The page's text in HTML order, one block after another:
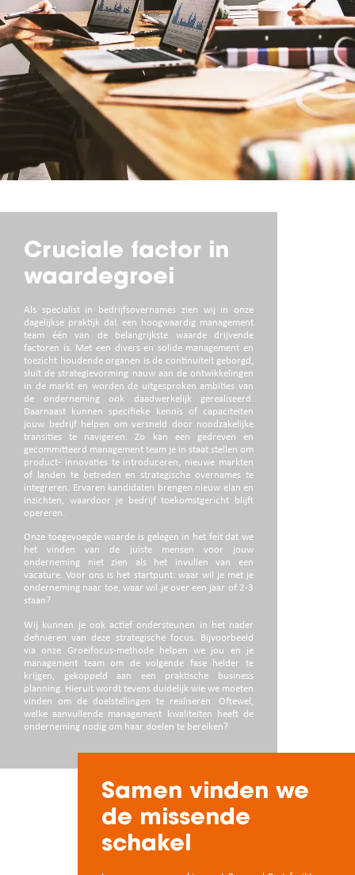
Cruciale factor in
waardegroei
Als specialist in bedrijfsovernames zien wij in onze
dagelijkse praktijk dat een hoogwaardig management
team één van de belangrijkste waarde drijvende
factoren is. Met een divers en solide management en
toezicht houdende organen is de continuïteit geborgd,
sluit de strategievorming nauw aan de ontwikkelingen
in de markt en worden de uitgesproken ambities van
de onderneming ook daadwerkelijk gerealiseerd.
Daarnaast kunnen specifieke kennis of capaciteiten
jouw bedrijf helpen om versneld door noodzakelijke
transities te navigeren. Zo kan een gedreven en
gecommitteerd management team je in staat stellen om
product- innovaties te introduceren, nieuwe markten
of landen te betreden en strategische overnames te
integreren. Ervaren kandidaten brengen nieuw elan en
inzichten, waardoor je bedrijf toekomstgericht blijft
opereren.
Onze toegevoegde waarde is gelegen in het feit dat we
het vinden van de juiste mensen voor jouw
onderneming niet zien als het invullen van een
vacature. Voor ons is het startpunt: waar wil je met je
onderneming naar toe, waar wil je over een jaar of 2-3
staan?
Wij kunnen je ook actief ondersteunen in het nader
definiëren van deze strategische focus. Bijvoorbeeld
via onze Groeifocus-methode helpen we jou en je
management team om de volgende fase helder te
krijgen, gekoppeld aan een praktische business
planning. Hieruit wordt tevens duidelijk wie we moeten
vinden om de doelstellingen te realiseren. Oftewel,
welke aanvullende management kwaliteiten heeft de
onderneming nodig om haar doelen te bereiken?
Samen vinden we
de missende
schakel